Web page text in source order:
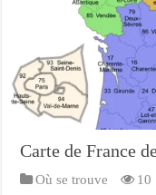
Carte de France
Où se trouve 10